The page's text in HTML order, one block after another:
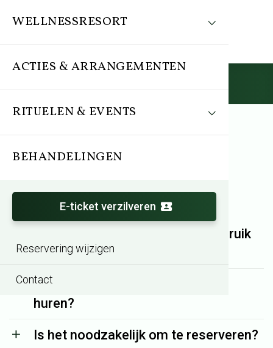
WELLNESSRESORT
ACTIES & ARRANGEMENTEN
RITUELEN & EVENTS
BEHANDELINGEN
E-ticket verzilveren
Reservering wijzigen
Contact
Reservering plaatsen
Wat zijn de tarieven voor het gebruik
van de faciliteiten?
Is het mogelijk om een badset te
huren?
Is het noodzakelijk om te reserveren?